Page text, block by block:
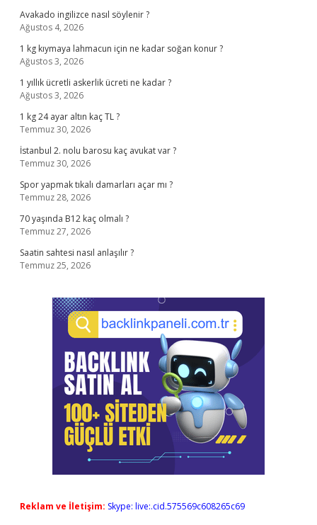
Avakado ingilizce nasıl söylenir ?
Ağustos 4, 2026
1 kg kıymaya lahmacun için ne kadar soğan konur ?
Ağustos 3, 2026
1 yıllık ücretli askerlik ücreti ne kadar ?
Ağustos 3, 2026
1 kg 24 ayar altın kaç TL ?
Temmuz 30, 2026
İstanbul 2. nolu barosu kaç avukat var ?
Temmuz 30, 2026
Spor yapmak tıkalı damarları açar mı ?
Temmuz 28, 2026
70 yaşında B12 kaç olmalı ?
Temmuz 27, 2026
Saatin sahtesi nasıl anlaşılır ?
Temmuz 25, 2026
Reklam ve İletişim: Skype: live:.cid.575569c608265c69